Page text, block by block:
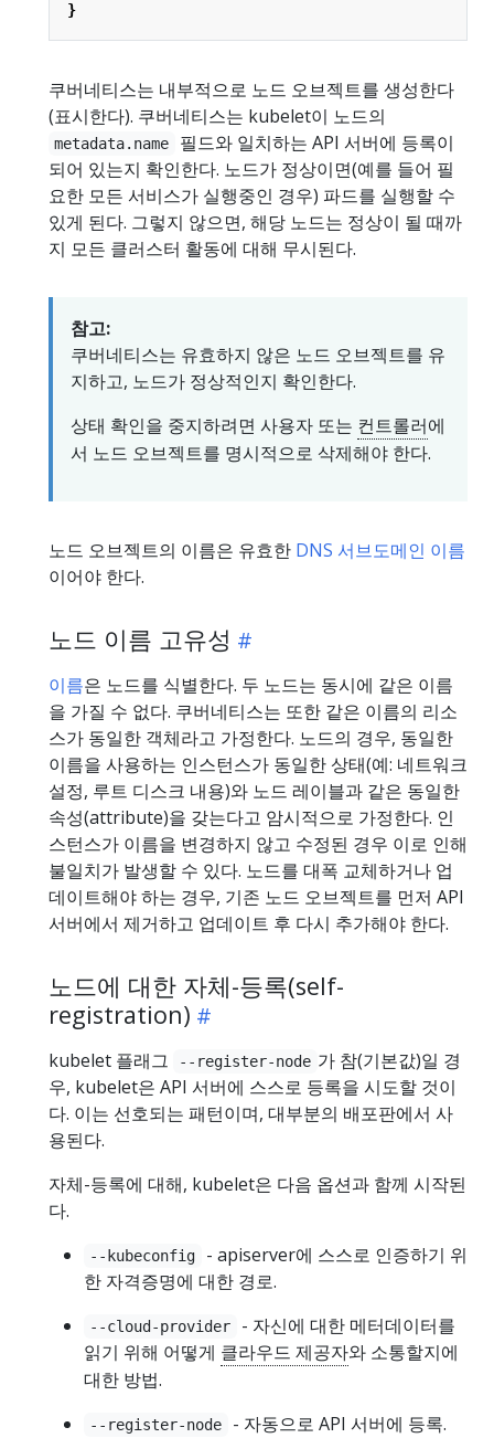
}
쿠버네티스는 내부적으로 노드 오브젝트를 생성한다
(표시한다). 쿠버네티스는 kubelet이 노드의
metadata.name
필드와 일치하는 API 서버에 등록이
되어 있는지 확인한다. 노드가 정상이면(예를 들어 필
요한 모든 서비스가 실행중인 경우) 파드를 실행할 수
있게 된다. 그렇지 않으면, 해당 노드는 정상이 될 때까
지 모든 클러스터 활동에 대해 무시된다.
참고:
쿠버네티스는 유효하지 않은 노드 오브젝트를 유
지하고, 노드가 정상적인지 확인한다.
상태 확인을 중지하려면 사용자 또는 컨트롤러에
서 노드 오브젝트를 명시적으로 삭제해야 한다.
노드 오브젝트의 이름은 유효한 DNS 서브도메인 이름
이어야 한다.
노드 이름 고유성
이름은 노드를 식별한다. 두 노드는 동시에 같은 이름
을 가질 수 없다. 쿠버네티스는 또한 같은 이름의 리소
스가 동일한 객체라고 가정한다. 노드의 경우, 동일한
이름을 사용하는 인스턴스가 동일한 상태(예: 네트워크
설정, 루트 디스크 내용)와 노드 레이블과 같은 동일한
속성(attribute)을 갖는다고 암시적으로 가정한다. 인
스턴스가 이름을 변경하지 않고 수정된 경우 이로 인해
불일치가 발생할 수 있다. 노드를 대폭 교체하거나 업
데이트해야 하는 경우, 기존 노드 오브젝트를 먼저 API
서버에서 제거하고 업데이트 후 다시 추가해야 한다.
노드에 대한 자체-등록(self-
registration)
kubelet 플래그 --register-node 가 참(기본값)일 경
우, kubelet은 API 서버에 스스로 등록을 시도할 것이
다. 이는 선호되는 패턴이며, 대부분의 배포판에서 사
용된다.
자체-등록에 대해, kubelet은 다음 옵션과 함께 시작된
다.
--kubeconfig
- apiserver에 스스로 인증하기 위
한 자격증명에 대한 경로.
--cloud-provider
- 자신에 대한 메터데이터를
읽기 위해 어떻게 클라우드 제공자와 소통할지에
대한 방법.
--register-node - 자동으로 API 서버에 등록.